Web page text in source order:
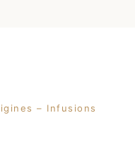
– Infusions